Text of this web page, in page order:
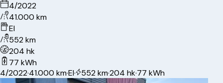
4/2022
41.000 km
El
552 km
204 hk
77 kWh
4/2022·41.000 km·El· 552 km·204 hk·77 kWh